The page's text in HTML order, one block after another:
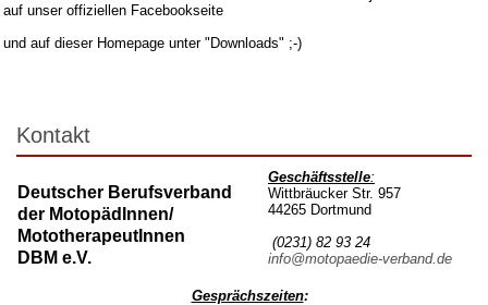
auf unser offiziellen Facebookseite
und auf dieser Homepage unter "Downloads" ;-)
Kontakt
Deutscher Berufsverband
der MotopädInnen/
MototherapeutInnen
DBM e.V.
Geschäftsstelle:
Wittbräucker Str. 957
44265 Dortmund
(0231) 82 93 24
info@motopaedie-verband.de
Gesprächszeiten: